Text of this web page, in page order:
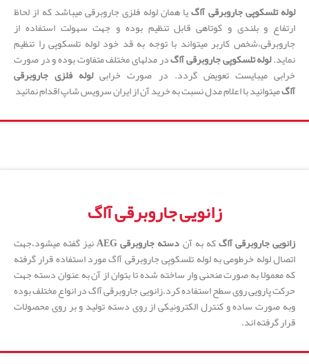
لوله تلسکوپی جاروبرقی آاگیا همان لوله فلزی جاروبرقی میباشد که از لحاظ
ارتفاع و بلندی و کوتاهی قابل تنظیم بوده و جهت سهولت استفاده از
جاروبرقی،شخص کاربر میتواند با توجه به قد خود لوله تلسکوپی را تنظیم
نماید.لوله تلسکوپی جاروبرقی آاگدر مدلهای مختلف متفاوت بوده و در صورت
خرابی میبایست تعویض گردد. در صورت خرابیلوله فلزی جاروبرقی
آاگمیتوانید با اعلام مدل نسبت به خرید آن از ایران سرویس شاپ اقدام نمائید
زانویی جاروبرقی آاگ
زانویی جاروبرقی آاگکه به آندسته جاروبرقی AEG
نیز گفته میشود،جهت
اتصال لوله خرطومی به لوله تلسکوپی جاروبرقی آاگ مورد استفاده قرار گرفته
که معمولا به صورت منحنی وار ساخته شده تا بتوان از آن به عنوان دسته جهت
حرکت پارویی روی سطح استفاده کرد.زانویی جاروبرقی آاگ در انواع مختلف بوده
وبه صورت ساده و کنترل الکترونیکی از روی دسته تولید و بر روی محصولات
قرار گرفته اند.